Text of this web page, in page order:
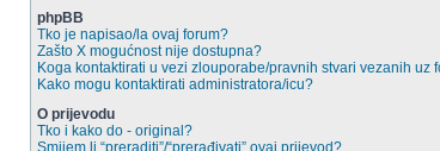
phpBB
Tko je napisao/la ovaj forum?
Zašto X mogućnost nije dostupna?
Koga kontaktirati u vezi zlouporabe/pravnih stvari vezanih uz
Kako mogu kontaktirati administratora/icu?
O prijevodu
Tko i kako do - original?
Smijem li “preraditi”/“prerađivati” ovaj prijevod?